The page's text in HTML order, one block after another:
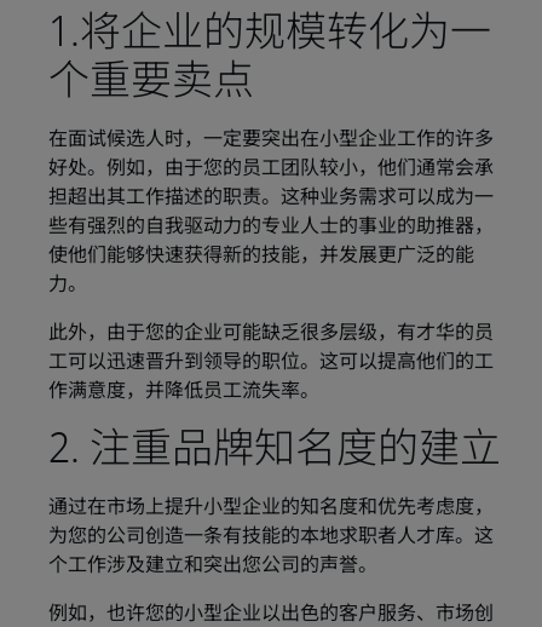
1.将企业的规模转化为一
个重要卖点
在面试候选人时，一定要突出在小型企业工作的许多
好处。例如，由于您的员工团队较小，他们通常会承
担超出其工作描述的职责。这种业务需求可以成为一
些有强烈的自我驱动力的专业人士的事业的助推器，
使他们能够快速获得新的技能，并发展更广泛的能
力。
此外，由于您的企业可能缺乏很多层级，有才华的员
工可以迅速晋升到领导的职位。这可以提高他们的工
作满意度，并降低员工流失率。
2. 注重品牌知名度的建立
通过在市场上提升小型企业的知名度和优先考虑度，
为您的公司创造一条有技能的本地求职者人才库。这
个工作涉及建立和突出您公司的声誉。
例如，也许您的小型企业以出色的客户服务、市场创